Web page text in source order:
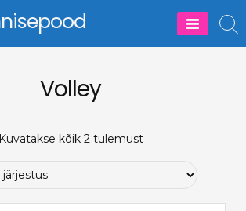
Volley
Kuvatakse kõik 2 tulemust